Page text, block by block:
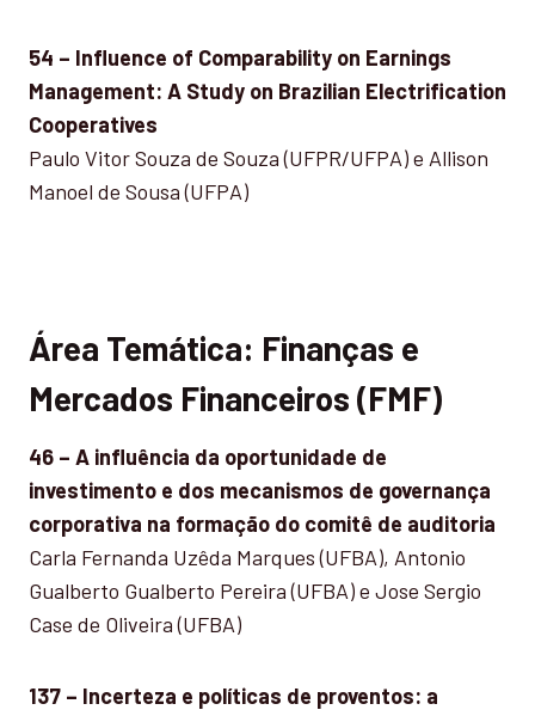
54 – Influence of Comparability on Earnings
Management: A Study on Brazilian Electrification
Cooperatives
Paulo Vitor Souza de Souza (UFPR/UFPA) e Allison
Manoel de Sousa (UFPA)
Área Temática: Finanças e
Mercados Financeiros (FMF)
46 – A influência da oportunidade de
investimento e dos mecanismos de governança
corporativa na formação do comitê de auditoria
Carla Fernanda Uzêda Marques (UFBA), Antonio
Gualberto Gualberto Pereira (UFBA) e Jose Sergio
Case de Oliveira (UFBA)
137 – Incerteza e políticas de proventos: a